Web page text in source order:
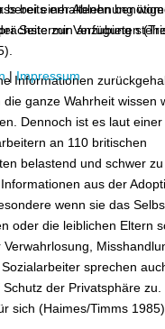
bereits erhaltenen
anzubieten
Informationen
die ganze Wahrheit wissen
Dennoch ist es laut
an 110 britischen
belastend und schwer zu
aus der
wenn sie das
oder die leiblichen Eltern
sprechen
der Privatsphäre
sich (Haimes/Timms 1985).
bei einer Ablehnung
Seite zur Verfügung
|Impressum